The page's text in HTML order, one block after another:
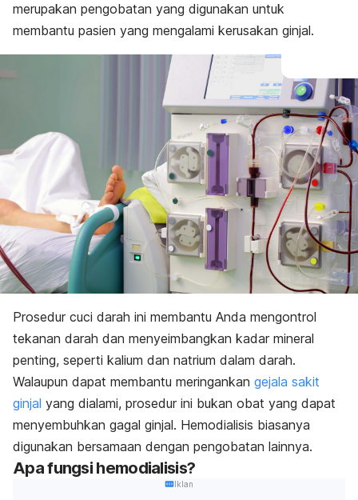
merupakan pengobatan yang digunakan untuk
membantu pasien yang mengalami kerusakan ginjal.
Prosedur cuci darah ini membantu Anda mengontrol
tekanan darah dan menyeimbangkan kadar mineral
penting, seperti kalium dan natrium dalam darah.
Walaupun dapat membantu meringankan gejala sakit
ginjal yang dialami, prosedur ini bukan obat yang dapat
menyembuhkan gagal ginjal. Hemodialisis biasanya
digunakan bersamaan dengan pengobatan lainnya.
Apa fungsi hemodialisis?
Iklan